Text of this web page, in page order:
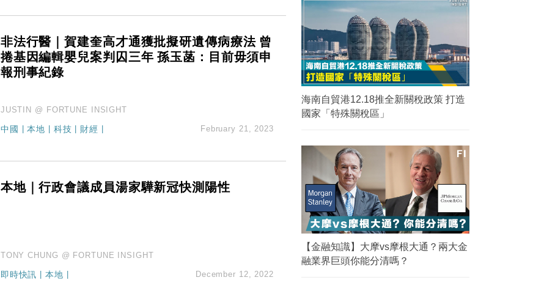
非法行醫｜賀建奎高才通獲批擬研遺傳病療法 曾
捲基因編輯嬰兒案判囚三年 孫玉菡：目前毋須申
報刑事紀錄
JUSTIN @ FORTUNE INSIGHT
中國 |本地 科技 財經 February 21, 2023
本地｜行政會議成員湯家驊新冠快測陽性
TONY CHUNG @ FORTUNE INSIGHT
即時快訊 |本地 December 12, 2022
海南自貿港12.18推全新關稅政策 打造
國家「特殊關稅區」
【金融知識】大摩vs摩根大通？兩大金
融業界巨頭你能分清嗎？